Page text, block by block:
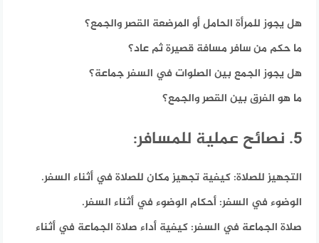
هل يجوز للمرأة الحامل أو المرضعة القصر والجمع؟
ما حكم من سافر مسافة قصيرة ثم عاد؟
هل يجوز الجمع بين الصلوات في السفر جماعة؟
ما هو الفرق بين القصر والجمع؟
5. نصائح عملية للمسافر:
التجهيز للصلاة: كيفية تجهيز مكان للصلاة في أثناء السفر.
الوضوء في السفر: أحكام الوضوء في أثناء السفر.
صلاة الجماعة في السفر: كيفية أداء صلاة الجماعة في أثناء